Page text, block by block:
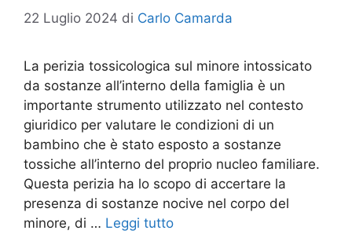
22 Luglio 2024 di Carlo Camarda
La perizia tossicologica sul minore intossicato
da sostanze all’interno della famiglia è un
importante strumento utilizzato nel contesto
giuridico per valutare le condizioni di un
bambino che è stato esposto a sostanze
tossiche all’interno del proprio nucleo familiare.
Questa perizia ha lo scopo di accertare la
presenza di sostanze nocive nel corpo del
minore, di … Leggi tutto